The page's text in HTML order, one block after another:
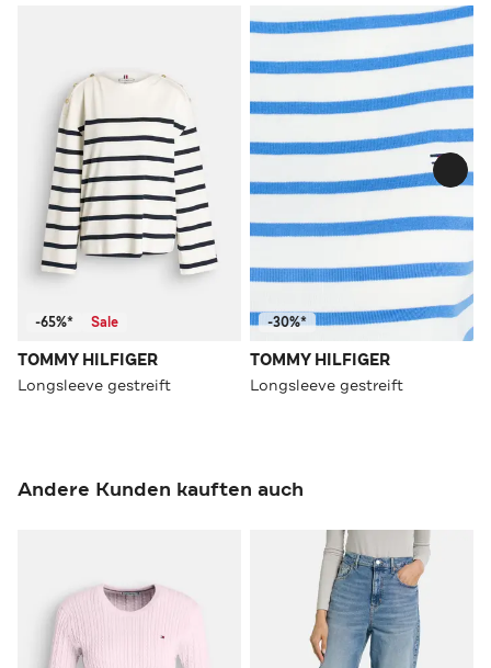
-65%* Sale
TOMMY HILFIGER
Longsleeve gestreift
-30%*
TOMMY HILFIGER
Longsleeve gestreift
Andere Kunden kauften auch